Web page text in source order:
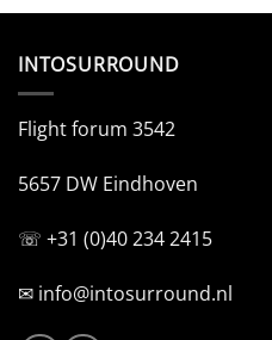
INTOSURROUND
Flight forum 3542
5657 DW Eindhoven
☏ +31 (0)40 234 2415
✉ info@intosurround.nl